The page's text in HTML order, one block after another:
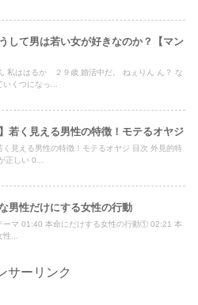
うして男は若い女が好きなのか？【マン
私ははるか ２９歳 婚活中だ。 ねぇりん ん？ な
くつになっ...
】若く見える男性の特徴！モテるオヤジ
く見える男性の特徴！モテるオヤジ 目次 外見的特
正しい 0...
男性だけにする女性の行動
ーマ 01:40 本命にだけする女性の行動① 02:21 本
...
サーリンク